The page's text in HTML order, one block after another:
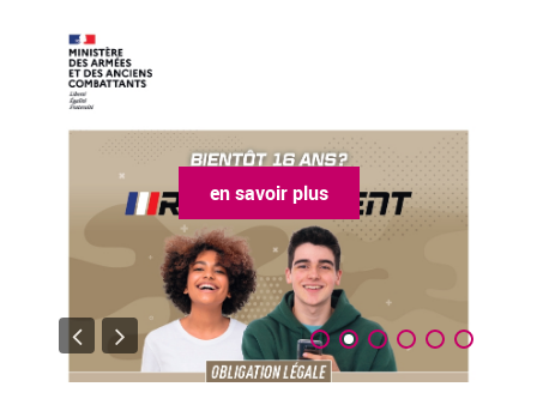
en savoir plus